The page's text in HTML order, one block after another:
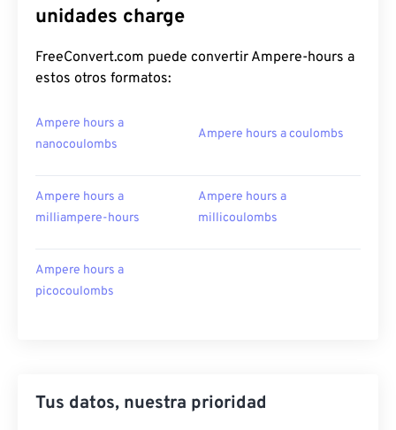
unidades charge
FreeConvert.com puede convertir Ampere-hours a
estos otros formatos:
Ampere hours a
nanocoulombs
Ampere hours a coulombs
Ampere hours a
milliampere-hours
Ampere hours a
millicoulombs
Ampere hours a
picocoulombs
Tus datos, nuestra prioridad